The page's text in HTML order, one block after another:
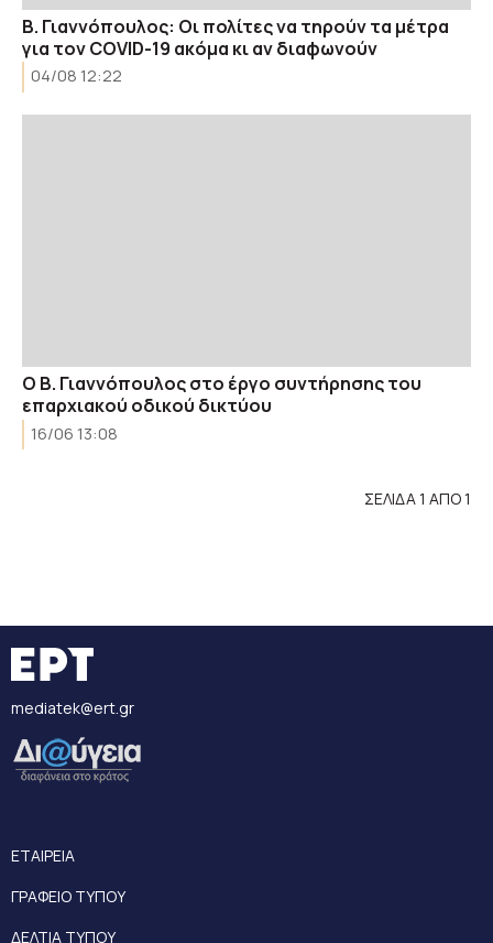
Β. Γιαννόπουλος: Οι πολίτες να τηρούν τα μέτρα
για τον COVID-19 ακόμα κι αν διαφωνούν
04/08 12:22
Ο Β. Γιαννόπουλος στο έργο συντήρησης του
επαρχιακού οδικού δικτύου
16/06 13:08
ΣΕΛΙΔΑ 1 ΑΠΟ 1
mediatek@ert.gr
ΕΤΑΙΡΕΙΑ
ΓΡΑΦΕΙΟ ΤΥΠΟΥ
ΔΕΛΤΙΑ ΤΥΠΟΥ